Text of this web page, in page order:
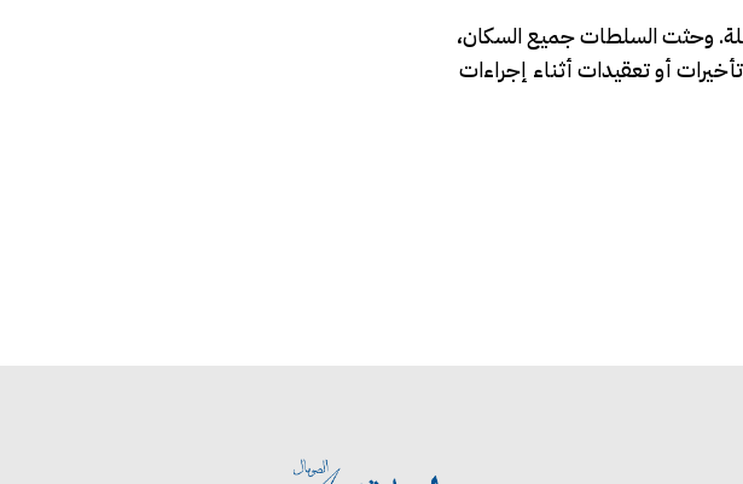
وحثت السلطات جميع السكان،
أو تعقيدات أثناء إجراءات